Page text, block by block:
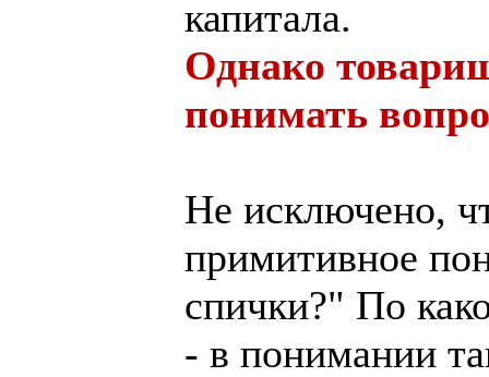
капитала.
Однако
понимать
Не исключено,
примитивное
спички?" По
- в понимании